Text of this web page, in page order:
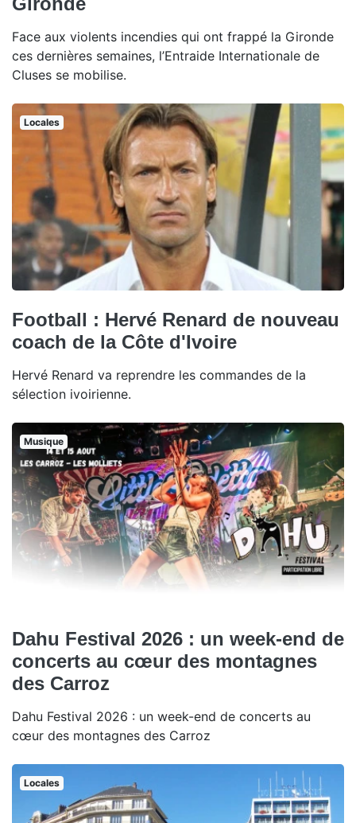
Face aux violents incendies qui ont frappé la Gironde
ces dernières semaines, l’Entraide Internationale de
Cluses se mobilise.
Locales
Football : Hervé Renard de nouveau
coach de la Côte d'Ivoire
Hervé Renard va reprendre les commandes de la
sélection ivoirienne.
Musique
Dahu Festival 2026 : un week-end de
concerts au cœur des montagnes
des Carroz
Dahu Festival 2026 : un week-end de concerts au
cœur des montagnes des Carroz
Locales